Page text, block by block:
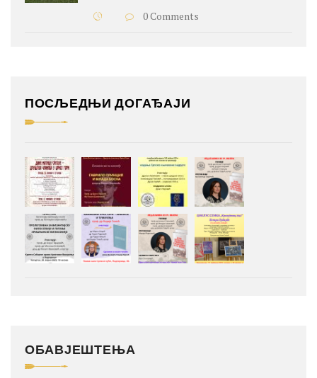
0 Comments
ПОСЉЕДЊИ ДОГАЂАЈИ
ОБАВЈЕШТЕЊА